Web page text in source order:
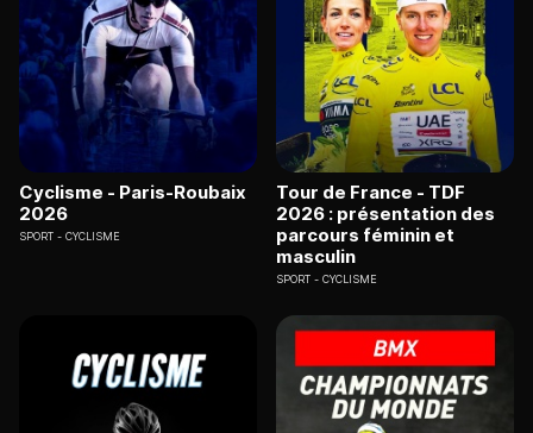
Cyclisme - Paris-Roubaix
2026
SPORT CYCLISME
Tour de France - TDF
2026 : présentation des
parcours féminin et
masculin
SPORT CYCLISME